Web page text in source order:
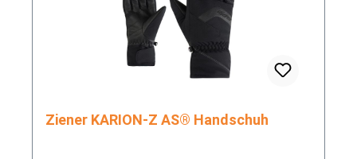
Ziener KARION-Z AS® Handschuh